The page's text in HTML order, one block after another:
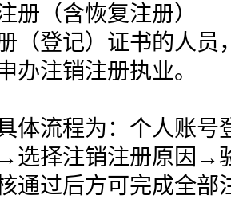
册（含恢复注册）
（登记）证书的人员
办注销注册执业。
体流程为：个人账
选择注销注册原因→
通过后方可完成全部